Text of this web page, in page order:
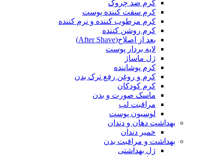
کرم ضد چروک
کرم سفت کننده پوست
کرم مرطوب کننده و نرم کننده
کرم روشن کننده
بعد از اصلاح(After Shave)
لایه بردار پوست
ژل ماساژ
کرم پوشاننده
کرم و روغن رفع ترک بدن
کرم کودکان
ماسک صورت و بدن
مراقبت لب
لوسیون پوست
بهداشت دهان و دندان
خمیر دندان
بهداشت و مراقبت بدن
ژل بهداشتی